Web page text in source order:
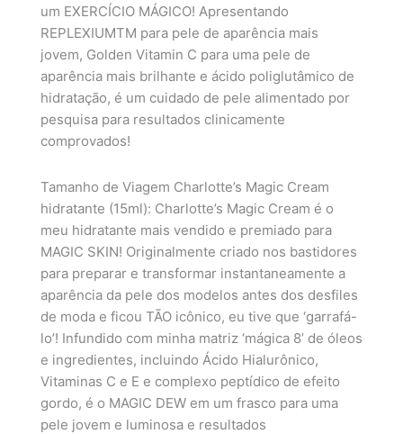
um EXERCÍCIO MÁGICO! Apresentando
REPLEXIUMTM para pele de aparência mais
jovem, Golden Vitamin C para uma pele de
aparência mais brilhante e ácido poliglutâmico de
hidratação, é um cuidado de pele alimentado por
pesquisa para resultados clinicamente
comprovados!
Tamanho de Viagem Charlotte’s Magic Cream
hidratante (15ml): Charlotte’s Magic Cream é o
meu hidratante mais vendido e premiado para
MAGIC SKIN! Originalmente criado nos bastidores
para preparar e transformar instantaneamente a
aparência da pele dos modelos antes dos desfiles
de moda e ficou TÃO icônico, eu tive que ‘garrafá-
lo’! Infundido com minha matriz ‘mágica 8’ de óleos
e ingredientes, incluindo Ácido Hialurônico,
Vitaminas C e E e complexo peptídico de efeito
gordo, é o MAGIC DEW em um frasco para uma
pele jovem e luminosa e resultados